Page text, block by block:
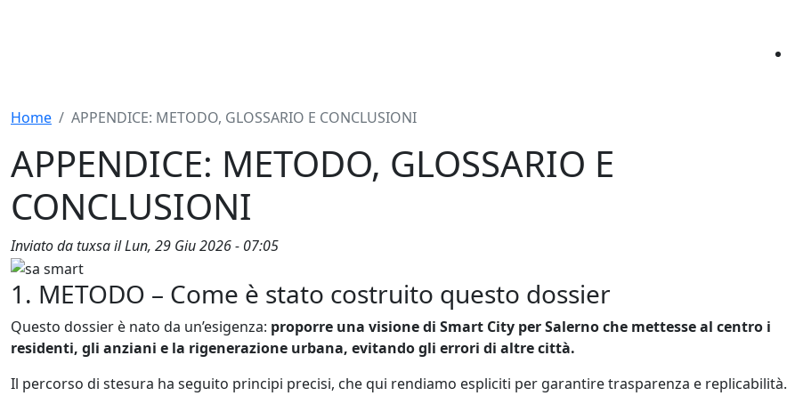
Home APPENDICE: METODO, GLOSSARIO E CONCLUSIONI
APPENDICE: METODO, GLOSSARIO E
CONCLUSIONI
Inviato datuxsailLun, 29 Giu 2026 - 07:05
1. METODO – Come è stato costruito questo dossier
Questo dossier è nato da un’esigenza: proporre una visione di Smart City per Salerno che mettesse al centro i
residenti, gli anziani e la rigenerazione urbana, evitando gli errori di altre città.
Il percorso di stesura ha seguito principi precisi, che qui rendiamo espliciti per garantire trasparenza e replicabilità.